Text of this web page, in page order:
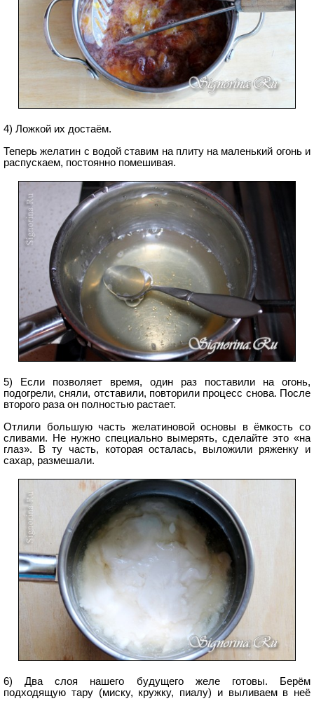
4) Ложкой их достаём.
Теперь желатин с водой ставим на плиту на маленький огонь и
распускаем, постоянно помешивая.
5) Если позволяет время, один раз поставили на огонь,
подогрели, сняли, отставили, повторили процесс снова. После
второго раза он полностью растает.
Отлили большую часть желатиновой основы в ёмкость со
сливами. Не нужно специально вымерять, сделайте это «на
глаз». В ту часть, которая осталась, выложили ряженку и
сахар, размешали.
6) Два слоя нашего будущего желе готовы. Берём
подходящую тару (миску, кружку, пиалу) и выливаем в неё